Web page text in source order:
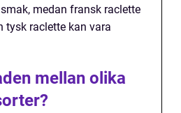
medan fransk raclette
tysk raclette kan vara
mellan olika